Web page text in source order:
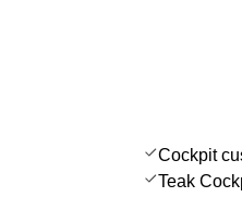
Cockpit
Teak